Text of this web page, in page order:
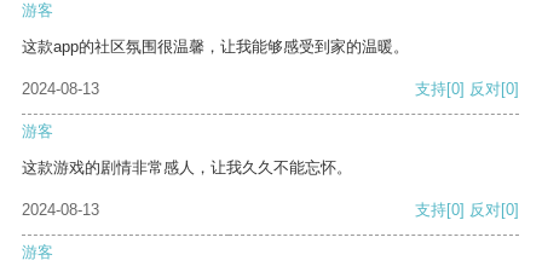
游客
这款app的社区氛围很温馨，让我能够感受到家的温暖。
2024-08-13 支持[0] 反对[0]
游客
这款游戏的剧情非常感人，让我久久不能忘怀。
2024-08-13 支持[0] 反对[0]
游客